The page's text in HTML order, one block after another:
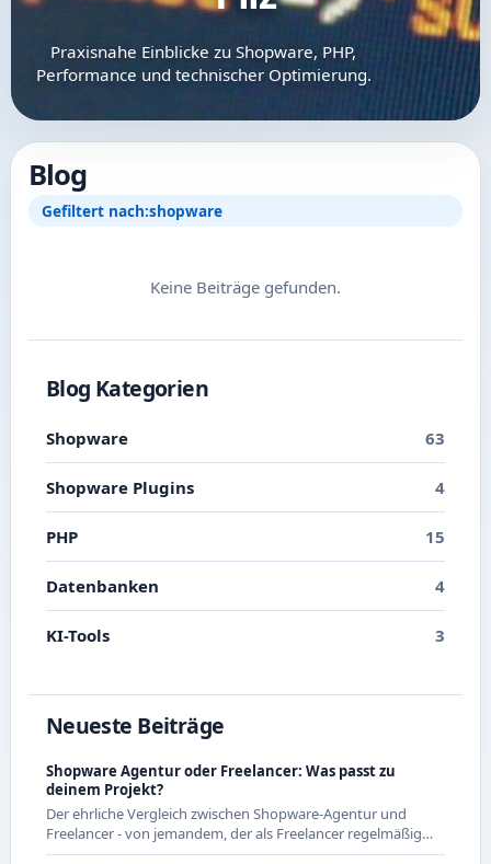
Praxisnahe Einblicke zu Shopware, PHP,
Performance und technischer Optimierung.
Blog Kategorien
Shopware 63
Shopware Plugins 4
PHP 15
Datenbanken 4
KI-Tools 3
Neueste Beiträge
Shopware Agentur oder Freelancer: Was passt zu
deinem Projekt?
Der ehrliche Vergleich zwischen Shopware-Agentur und
Freelancer - von jemandem, der als Freelancer regelmäßig
mit Agenturen zusammenarbeitet und beide Seiten kennt.
Blog
Gefiltert nach:shopware
Keine Beiträge gefunden.